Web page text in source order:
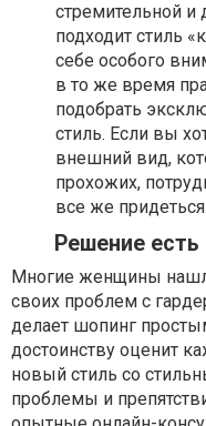
стремительной и
подходит стиль
себе особого
в то же время
подобрать
стиль. Если вы
внешний вид,
прохожих,
все же придеться.
Решение
Многие женщины
своих проблем с
делает шопинг
достоинству оценит
новый стиль со
проблемы и